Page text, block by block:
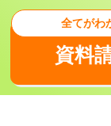
資料
全てがわ